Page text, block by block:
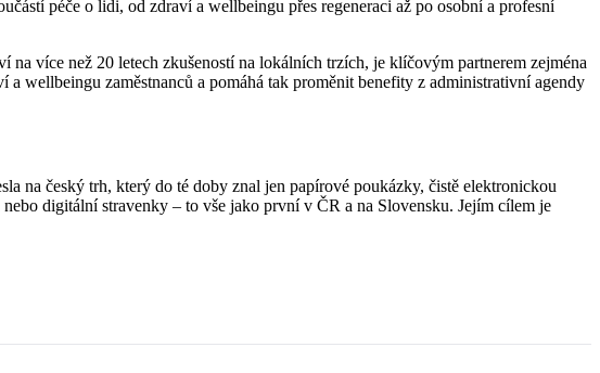
péče o lidi, od zdraví a wellbeingu přes regeneraci až po osobní a profesní
na více než 20 letech zkušeností na lokálních trzích, je klíčovým partnerem zejména
wellbeingu zaměstnanců a pomáhá tak proměnit benefity z administrativní agendy
na český trh, který do té doby znal jen papírové poukázky, čistě elektronickou
digitální stravenky – to vše jako první v ČR a na Slovensku. Jejím cílem je